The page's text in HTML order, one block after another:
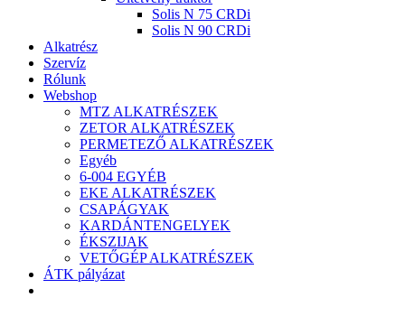
Solis N 75 CRDi
Solis N 90 CRDi
Alkatrész
Szervíz
Rólunk
Webshop
MTZ ALKATRÉSZEK
ZETOR ALKATRÉSZEK
PERMETEZŐ ALKATRÉSZEK
Egyéb
6-004 EGYÉB
EKE ALKATRÉSZEK
CSAPÁGYAK
KARDÁNTENGELYEK
ÉKSZIJAK
VETŐGÉP ALKATRÉSZEK
ÁTK pályázat